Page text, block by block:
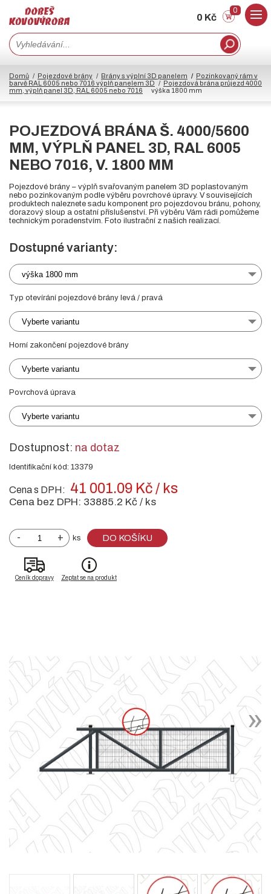
0 Kč
0
Domů Pojezdové brány Brány s výplní 3D panelem
Pozinkovaný rám v
barvě RAL 6005 nebo 7016 výplň panelem 3D
Pojezdová brána průjezd 4000
mm, výplň panel 3D, RAL 6005 nebo 7016
výška 1800 mm
POJEZDOVÁ BRÁNA Š. 4000/5600
MM, VÝPLŇ PANEL 3D, RAL 6005
NEBO 7016, V. 1800 MM
Pojezdové brány – výplň svařovaným panelem 3D poplastovaným
nebo pozinkovaným podle výběru povrchové úpravy. V souvisejících
produktech naleznete sadu komponent pro pojezdovou bránu, pohony,
dorazový sloup a ostatní příslušenství. Při výběru Vám rádi pomůžeme
technickým poradenstvím. Foto ilustrační z našich realizací.
Dostupné varianty:
výška 1800 mm
Typ otevírání pojezdové brány levá / pravá
Vyberte variantu
Horní zakončení pojezdové brány
Vyberte variantu
Povrchová úprava
Vyberte variantu
Dostupnost: na dotaz
Identifikační kód: 13379
Cena s DPH: 41 001.09 Kč / ks
Cena bez DPH: 33885.2 Kč / ks
- + ks DO KOŠÍKU
Ceník dopravy Zeptat se na produkt